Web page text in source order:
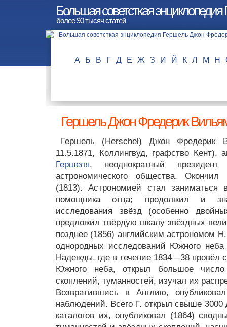
Большая советсткая
более 90 тысяч статей
А Б В Г Д Е Ж З И Й К Л М Н
Гершель Джон Фредерик
Гершель (Herschel) Джон
11.5.1871, Коллингвуд, графство Кент),
Гершеля, неоднократный президент
астрономического общества. Окончил
(1813). Астрономией стал заниматься
помощника отца; продолжил и
исследования звёзд (особенно
предложил твёрдую шкалу звёздных
позднее (1856) английским астрономом
однородных исследований Южного
Надежды, где в течение 1834—38 провёл
Южного неба, открыл большое
скоплений, туманностей, изучал их
Возвратившись в Англию,
наблюдений. Всего Г. открыл свыше 3000
каталогов их, опубликовал (1864)